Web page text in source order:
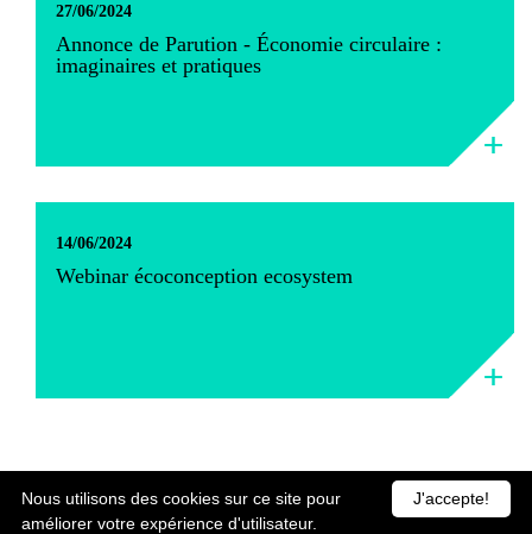
27/06/2024
Annonce de Parution - Économie circulaire :
imaginaires et pratiques
14/06/2024
Webinar écoconception ecosystem
J'accepte!
Nous utilisons des cookies sur ce site pour
améliorer votre expérience d'utilisateur.